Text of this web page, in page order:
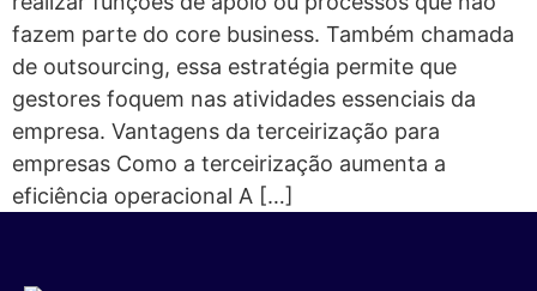
fazem parte do core business. Também chamada
de outsourcing, essa estratégia permite que
gestores foquem nas atividades essenciais da
empresa. Vantagens da terceirização para
empresas Como a terceirização aumenta a
eficiência operacional A […]